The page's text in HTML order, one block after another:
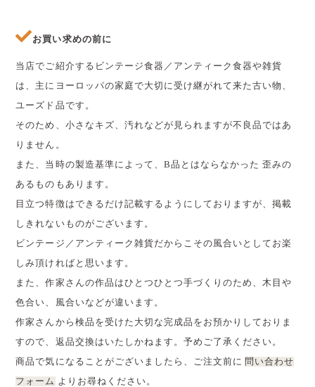
お買い求めの前に
当店でご紹介するビンテージ食器／アンティーク食器や雑貨
は、主にヨーロッパの家庭で大切に受け継がれて来た古い物、
ユーズド品です。
そのため、小さなキズ、汚れなどが見られますが不良品ではあ
りません。
また、当時の製造基準によって、B品とはならなかった 歪みの
あるものもあります。
目立つ特徴はできるだけ記載するようにしておりますが、掲載
しきれないものがございます。
ビンテージ／アンティーク雑貨だからこその風合いとしてお楽
しみ頂ければと思います。
また、作家さんの作品はひとつひとつ手づくりのため、木目や
色合い、風合いなどが違います。
作家さんから検品を受けた大切な完成品をお預かりしておりま
すので、返品交換はいたしかねます。予めご了承ください。
商品で気になることがございましたら、ご注文前に 問い合わせ
フォーム よりお尋ねください。